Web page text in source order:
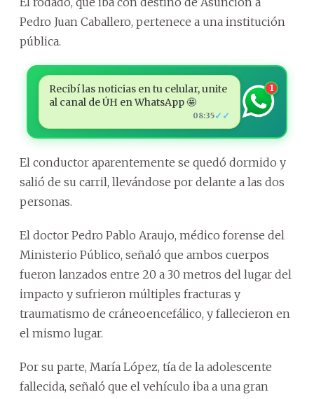
Pedro Juan Caballero, pertenece a una institución
pública.
Recibí las noticias en tu celular, unite
al canal de ÚH en WhatsApp 🤩
08:35✓✓
1
El conductor aparentemente se quedó dormido y
salió de su carril, llevándose por delante a las dos
personas.
El doctor Pedro Pablo Araujo, médico forense del
Ministerio Público, señaló que ambos cuerpos
fueron lanzados entre 20 a 30 metros del lugar del
impacto y sufrieron múltiples fracturas y
traumatismo de cráneoencefálico, y fallecieron en
el mismo lugar.
Por su parte, María López, tía de la adolescente
fallecida, señaló que el vehículo iba a una gran